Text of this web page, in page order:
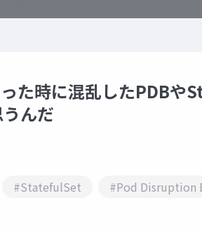
た時に混乱したPDBや
んだ
#StatefulSet #Pod Disruption